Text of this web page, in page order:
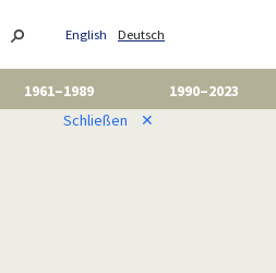
English Deutsch
1961–1989
1990–2023
Schließen ✕